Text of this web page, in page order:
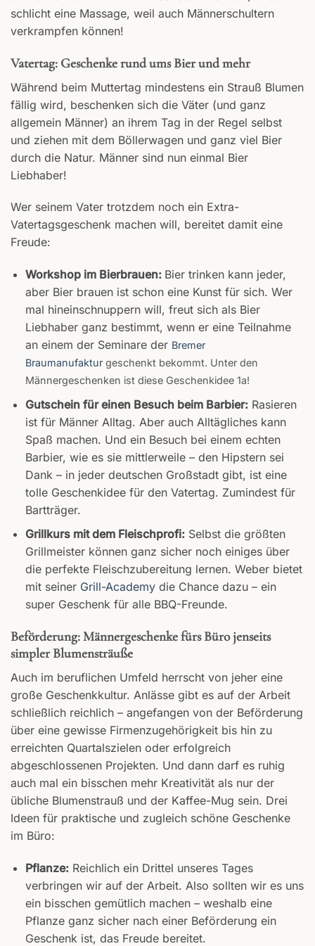
schlicht eine Massage, weil auch Männerschultern
verkrampfen können!
Vatertag: Geschenke rund ums Bier und mehr
Während beim Muttertag mindestens ein Strauß Blumen
fällig wird, beschenken sich die Väter (und ganz
allgemein Männer) an ihrem Tag in der Regel selbst
und ziehen mit dem Böllerwagen und ganz viel Bier
durch die Natur. Männer sind nun einmal Bier
Liebhaber!
Wer seinem Vater trotzdem noch ein Extra-
Vatertagsgeschenk machen will, bereitet damit eine
Freude:
Workshop im Bierbrauen: Bier trinken kann jeder,
aber Bier brauen ist schon eine Kunst für sich. Wer
mal hineinschnuppern will, freut sich als Bier
Liebhaber ganz bestimmt, wenn er eine Teilnahme
an einem der Seminare der Bremer
Braumanufakturgeschenkt bekommt. Unter den
Männergeschenken ist diese Geschenkidee 1a!
Gutschein für einen Besuch beim Barbier:Rasieren
ist für Männer Alltag. Aber auch Alltägliches kann
Spaß machen. Und ein Besuch bei einem echten
Barbier, wie es sie mittlerweile – den Hipstern sei
Dank – in jeder deutschen Großstadt gibt, ist eine
tolle Geschenkidee für den Vatertag. Zumindest für
Bartträger.
Grillkurs mit dem Fleischprofi:Selbst die größten
Grillmeister können ganz sicher noch einiges über
die perfekte Fleischzubereitung lernen. Weber bietet
mit seiner Grill-Academydie Chance dazu – ein
super Geschenk für alle BBQ-Freunde.
Beförderung: Männergeschenke fürs Büro jenseits
simpler Blumensträuße
Auch im beruflichen Umfeld herrscht von jeher eine
große Geschenkkultur. Anlässe gibt es auf der Arbeit
schließlich reichlich – angefangen von der Beförderung
über eine gewisse Firmenzugehörigkeit bis hin zu
erreichten Quartalszielen oder erfolgreich
abgeschlossenen Projekten. Und dann darf es ruhig
auch mal ein bisschen mehr Kreativität als nur der
übliche Blumenstrauß und der Kaffee-Mug sein. Drei
Ideen für praktische und zugleich schöne Geschenke
im Büro:
Pflanze:Reichlich ein Drittel unseres Tages
verbringen wir auf der Arbeit. Also sollten wir es uns
ein bisschen gemütlich machen – weshalb eine
Pflanze ganz sicher nach einer Beförderung ein
Geschenk ist, das Freude bereitet.